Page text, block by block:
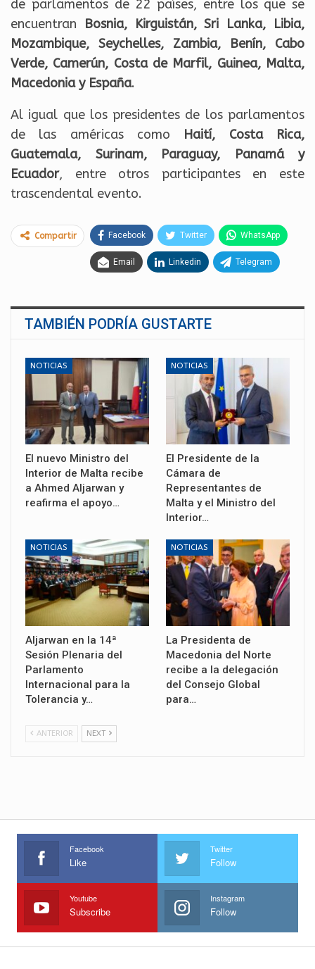
de parlamentos de 22 países, entre los que se
encuentran Bosnia, Kirguistán, Sri Lanka, Libia,
Mozambique, Seychelles, Zambia, Benín, Cabo
Verde, Camerún, Costa de Marfil, Guinea, Malta,
Macedonia y España.
Al igual que los presidentes de los parlamentos
de las américas como Haití, Costa Rica,
Guatemala, Surinam, Paraguay, Panamá y
Ecuador, entre otros participantes en este
trascendental evento.
Compartir Facebook Twitter WhatsApp
Email Linkedin Telegram
TAMBIÉN PODRÍA GUSTARTE
NOTICIAS
El nuevo Ministro del
Interior de Malta recibe
a Ahmed Aljarwan y
reafirma el apoyo…
NOTICIAS
El Presidente de la
Cámara de
Representantes de
Malta y el Ministro del
Interior…
NOTICIAS
Aljarwan en la 14ª
Sesión Plenaria del
Parlamento
Internacional para la
Tolerancia y…
NOTICIAS
La Presidenta de
Macedonia del Norte
recibe a la delegación
del Consejo Global
para…
ANTERIOR NEXT
Facebook
Like
Twitter
Follow
Youtube
Subscribe
Instagram
Follow